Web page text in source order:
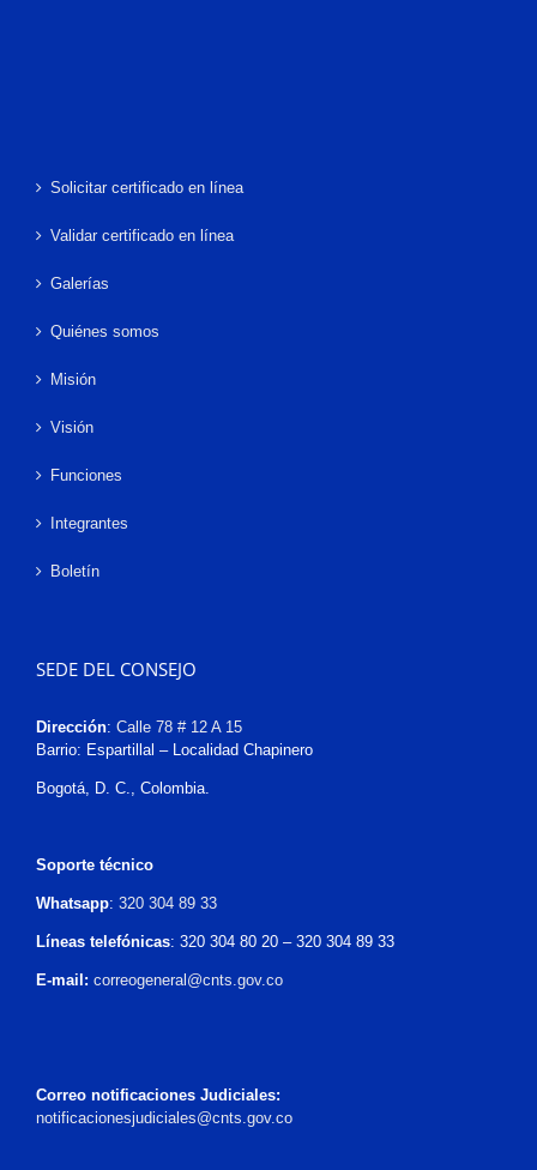
Solicitar certificado en línea
Validar certificado en línea
Galerías
Quiénes somos
Misión
Visión
Funciones
Integrantes
Boletín
SEDE DEL CONSEJO
Dirección: Calle 78 # 12 A 15
Barrio: Espartillal – Localidad Chapinero
Bogotá, D. C., Colombia.
Soporte técnico
Whatsapp: 320 304 89 33
Líneas telefónicas: 320 304 80 20 – 320 304 89 33
E-mail: correogeneral@cnts.gov.co
Correo notificaciones Judiciales:
notificacionesjudiciales@cnts.gov.co